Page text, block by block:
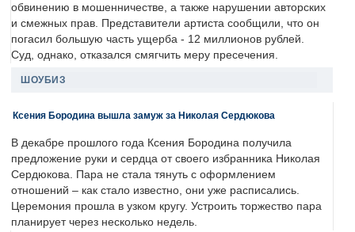
обвинению в мошенничестве, а также нарушении авторских
и смежных прав. Представители артиста сообщили, что он
погасил большую часть ущерба - 12 миллионов рублей.
Суд, однако, отказался смягчить меру пресечения.
ШОУБИЗ
Ксения Бородина вышла замуж за Николая Сердюкова
В декабре прошлого года Ксения Бородина получила
предложение руки и сердца от своего избранника Николая
Сердюкова. Пара не стала тянуть с оформлением
отношений – как стало известно, они уже расписались.
Церемония прошла в узком кругу. Устроить торжество пара
планирует через несколько недель.